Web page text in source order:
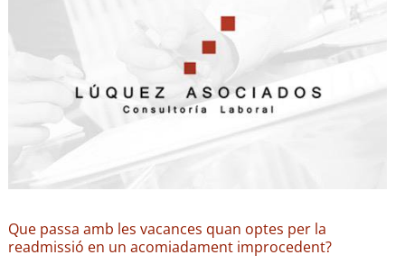
Que passa amb les vacances quan optes per la
readmissió en un acomiadament improcedent?